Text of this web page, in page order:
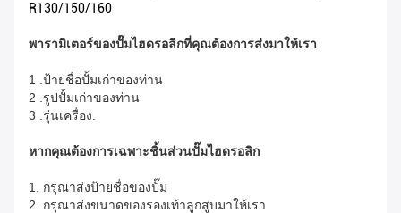
R130/150/160
พารามิเตอร์ของปั๊มไฮดรอลิกที่คุณต้องการส่งมาให้เรา
1 .ป้ายชื่อปั้มเก่าของท่าน
2 .รูปปั้มเก่าของท่าน
3 .รุ่นเครื่อง.
หากคุณต้องการเฉพาะชิ้นส่วนปั๊มไฮดรอลิก
1. กรุณาส่งป้ายชื่อของปั๊ม
2. กรุณาส่งขนาดของรองเท้าลูกสูบมาให้เรา